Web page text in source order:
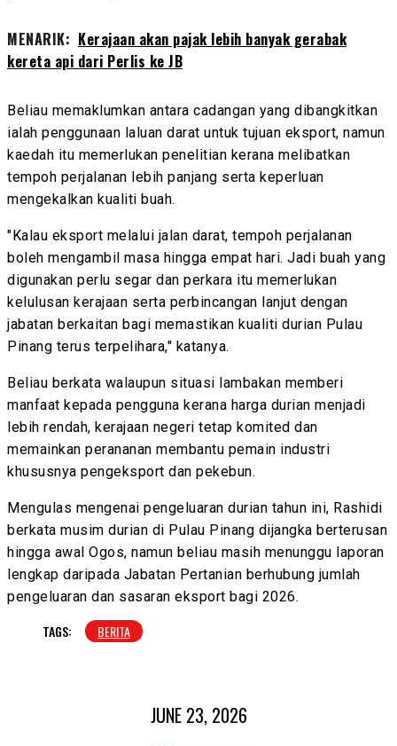
MENARIK: Kerajaan akan pajak lebih banyak gerabak
kereta api dari Perlis ke JB
Beliau memaklumkan antara cadangan yang dibangkitkan
ialah penggunaan laluan darat untuk tujuan eksport, namun
kaedah itu memerlukan penelitian kerana melibatkan
tempoh perjalanan lebih panjang serta keperluan
mengekalkan kualiti buah.
"Kalau eksport melalui jalan darat, tempoh perjalanan
boleh mengambil masa hingga empat hari. Jadi buah yang
digunakan perlu segar dan perkara itu memerlukan
kelulusan kerajaan serta perbincangan lanjut dengan
jabatan berkaitan bagi memastikan kualiti durian Pulau
Pinang terus terpelihara," katanya.
Beliau berkata walaupun situasi lambakan memberi
manfaat kepada pengguna kerana harga durian menjadi
lebih rendah, kerajaan negeri tetap komited dan
memainkan perananan membantu pemain industri
khususnya pengeksport dan pekebun.
Mengulas mengenai pengeluaran durian tahun ini, Rashidi
berkata musim durian di Pulau Pinang dijangka berterusan
hingga awal Ogos, namun beliau masih menunggu laporan
lengkap daripada Jabatan Pertanian berhubung jumlah
pengeluaran dan sasaran eksport bagi 2026.
TAGS: BERITA
JUNE 23, 2026